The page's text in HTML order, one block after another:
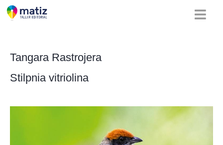
Tangara Rastrojera
Stilpnia vitriolina